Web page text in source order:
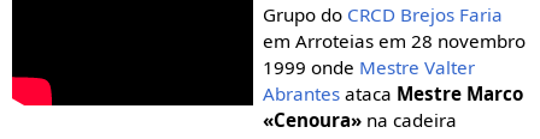
Grupo do CRCD Brejos Faria
em Arroteias em 28 novembro
1999 onde Mestre Valter
Abrantesataca Mestre Marco
«Cenoura»na cadeira